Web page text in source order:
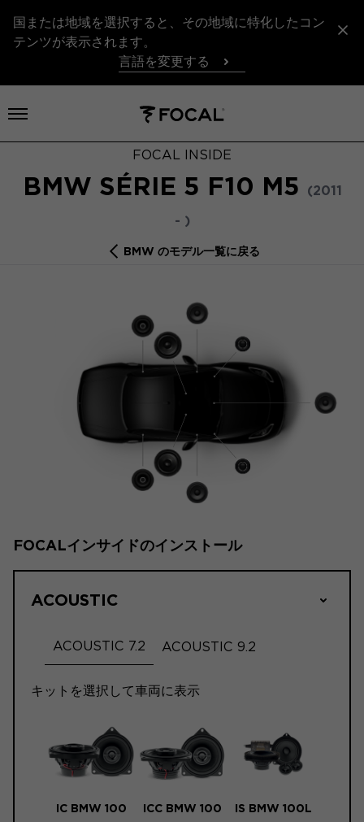
国または地域を選択すると、その地域に特化したコン
テンツが表示されます。
言語を変更する
メニューを開く
FOCAL INSIDE
BMW SÉRIE 5 F10 M5
(2011
- )
BMW のモデル一覧に戻る
FOCALインサイドのインストール
ACOUSTIC
ACOUSTIC 7.2 ACOUSTIC 9.2
キットを選択して車両に表示
IC BMW 100 ICC BMW 100 IS BMW 100L